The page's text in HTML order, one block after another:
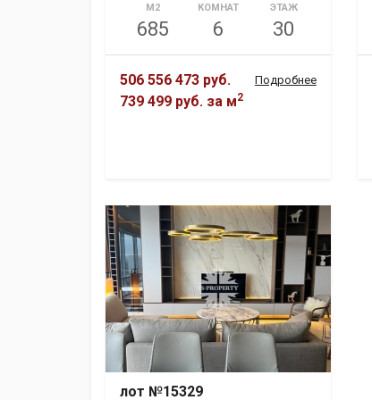
М2
685
КОМНАТ
6
ЭТАЖ
30
506 556 473 руб.
739 499 руб. за м2
Подробнее
лот №15329